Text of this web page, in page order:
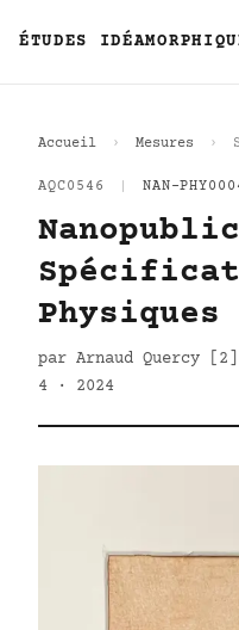
ÉTUDES
Accueil Mesures
AQC0546 NAN-
Physiques
par Arnaud Quercy
4 · 2024